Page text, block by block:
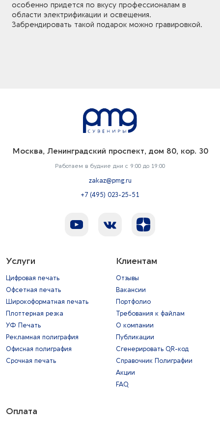
особенно придется по вкусу профессионалам в
области электрификации и освещения.
Забрендировать такой подарок можно гравировкой.
Москва, Ленинградский проспект, дом 80, кор. 30
Работаем в будние дни с 9:00 до 19:00
zakaz@pmg.ru
+7 (495) 023-25-51
Услуги
Цифровая печать
Офсетная печать
Широкоформатная печать
Плоттерная резка
УФ Печать
Рекламная полиграфия
Офисная полиграфия
Срочная печать
Клиентам
Отзывы
Вакансии
Портфолио
Требования к файлам
О компании
Публикации
Сгенерировать QR-код
Справочник Полиграфии
Акции
FAQ
Оплата